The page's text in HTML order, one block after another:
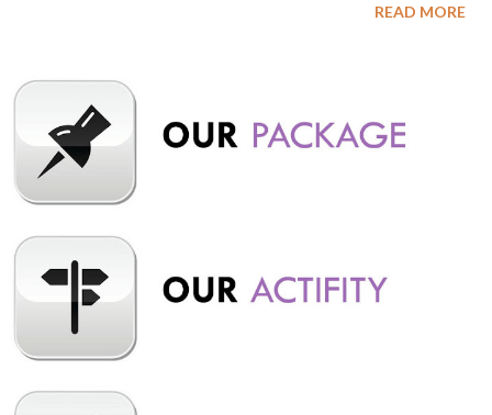
Outbound di Bandung, kini makin banyak ragam jenisnya yang
Pilihan aktifitas outbound yang banyak dicari untuk melengkapi
kegiatan outing gathering perusahaan, sekolah ataupun
organisasi ini tersebari di beberapa tempat wisata outbound
seperti Pangalengan, Ciwidey serta kota Lembang Bandung.
Wisata Outbound di Lembang Bandung Sebagai salah satu
tempat wisata di Bandung, kota Lembang memberikan banyak
pilihan tempat yang dapat dikunjungi untuk berkegiatan
outbound. Mulai dari jenis outbound rekreasi, outbound
training, outbound adventure, outbound challange, outbound
edukasi sampai dengan outbound urban tersedia di kota
Lembang Ba...
READ MORE